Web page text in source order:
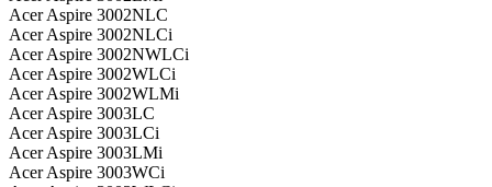
Acer Aspire 3002NLC
Acer Aspire 3002NLCi
Acer Aspire 3002NWLCi
Acer Aspire 3002WLCi
Acer Aspire 3002WLMi
Acer Aspire 3003LC
Acer Aspire 3003LCi
Acer Aspire 3003LMi
Acer Aspire 3003WCi